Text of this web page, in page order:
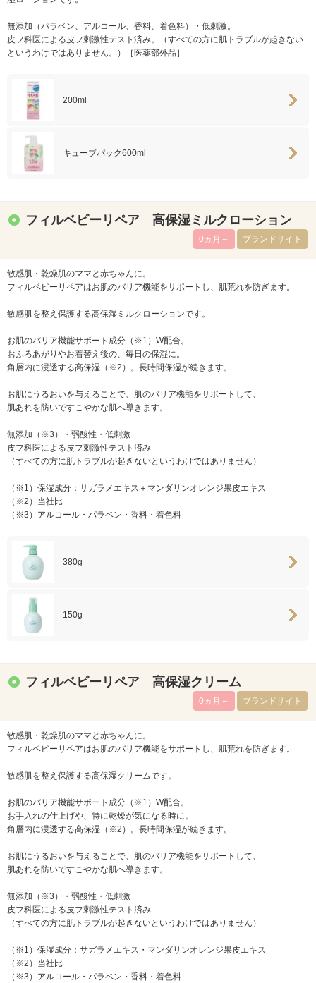
無添加（パラベン、アルコール、香料、着色料）・低刺激。
皮フ科医による皮フ刺激性テスト済み。（すべての方に肌トラブルが起きない
というわけではありません。）［医薬部外品］
200ml
キューブパック600ml
フィルベビーリペア 高保湿ミルクローション
0ヵ月～ ブランドサイト
敏感肌・乾燥肌のママと赤ちゃんに。
フィルベビーリペアはお肌のバリア機能をサポートし、肌荒れを防ぎます。
敏感肌を整え保護する高保湿ミルクローションです。
お肌のバリア機能サポート成分（※1）W配合。
おふろあがりやお着替え後の、毎日の保湿に。
角層内に浸透する高保湿（※2）。長時間保湿が続きます。
お肌にうるおいを与えることで、肌のバリア機能をサポートして、
肌あれを防いですこやかな肌へ導きます。
無添加（※3）・弱酸性・低刺激
皮フ科医による皮フ刺激性テスト済み
（すべての方に肌トラブルが起きないというわけではありません）
（※1）保湿成分：サガラメエキス＋マンダリンオレンジ果皮エキス
（※2）当社比
（※3）アルコール・パラベン・香料・着色料
380g
150g
フィルベビーリペア 高保湿クリーム
0ヵ月～ ブランドサイト
敏感肌・乾燥肌のママと赤ちゃんに。
フィルベビーリペアはお肌のバリア機能をサポートし、肌荒れを防ぎます。
敏感肌を整え保護する高保湿クリームです。
お肌のバリア機能サポート成分（※1）W配合。
お手入れの仕上げや、特に乾燥が気になる時に。
角層内に浸透する高保湿（※2）。長時間保湿が続きます。
お肌にうるおいを与えることで、肌のバリア機能をサポートして、
肌あれを防いですこやかな肌へ導きます。
無添加（※3）・弱酸性・低刺激
皮フ科医による皮フ刺激性テスト済み
（すべての方に肌トラブルが起きないというわけではありません）
（※1）保湿成分：サガラメエキス・マンダリンオレンジ果皮エキス
（※2）当社比
（※3）アルコール・パラベン・香料・着色料